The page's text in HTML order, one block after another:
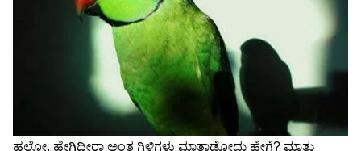
EXCLUSIVE: ದೆಹಲಿ ವಿಮಾನದಲ್ಲೇ ಸಚಿವರ ಪಟ್ಟಿ
ಸಿದ್ಧಪಡಿಸಿದ ಡಿ.ಕೆ. ಶಿವಕುಮಾರ್! ಹೈಕಮಾಂಡ್‌ಗೆ
ನೀಡಲಿರುವ 'ಡಿಕೆಶಿ ಟೀಮ್'ನಲ್ಲಿ ಯಾರಿದ್ದಾರೆ?